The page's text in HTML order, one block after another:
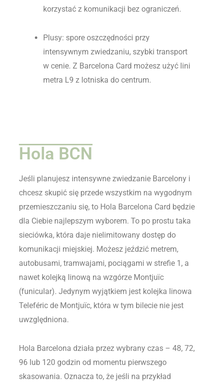
korzystać z komunikacji bez ograniczeń.
Plusy: spore oszczędności przy
intensywnym zwiedzaniu, szybki transport
w cenie. Z Barcelona Card możesz użyć lini
metra L9 z lotniska do centrum.
Hola BCN
Jeśli planujesz intensywne zwiedzanie Barcelony i
chcesz skupić się przede wszystkim na wygodnym
przemieszczaniu się, to Hola Barcelona Card będzie
dla Ciebie najlepszym wyborem. To po prostu taka
sieciówka, która daje nielimitowany dostęp do
komunikacji miejskiej. Możesz jeździć metrem,
autobusami, tramwajami, pociągami w strefie 1, a
nawet kolejką linową na wzgórze Montjuïc
(funicular). Jedynym wyjątkiem jest kolejka linowa
Teleféric de Montjuïc, która w tym bilecie nie jest
uwzględniona.
Hola Barcelona działa przez wybrany czas – 48, 72,
96 lub 120 godzin od momentu pierwszego
skasowania. Oznacza to, że jeśli na przykład